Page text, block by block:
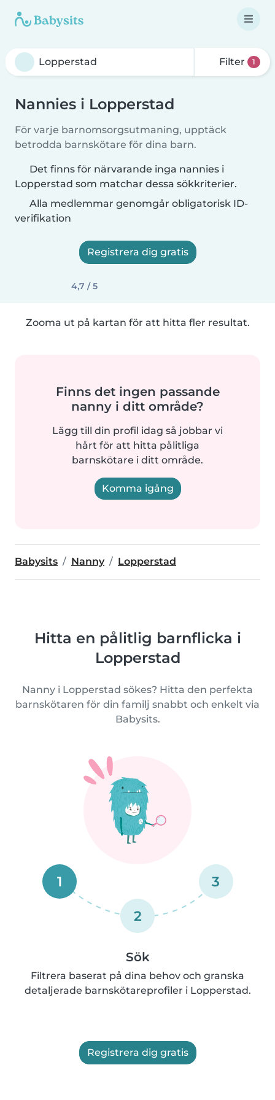
Filter 1
Nannies i Lopperstad
För varje barnomsorgsutmaning, upptäck
betrodda barnskötare för dina barn.
Det finns för närvarande inga nannies i
Lopperstad som matchar dessa sökkriterier.
Alla medlemmar genomgår obligatorisk ID-
verifikation
Registrera dig gratis
4,7 / 5
Zooma ut på kartan för att hitta fler resultat.
Finns det ingen passande
nanny i ditt område?
Lägg till din profil idag så jobbar vi
hårt för att hitta pålitliga
barnskötare i ditt område.
Komma igång
Babysits Nanny Lopperstad
Hitta en pålitlig barnflicka i
Lopperstad
Nanny i Lopperstad sökes? Hitta den perfekta
barnskötaren för din familj snabbt och enkelt via
Babysits.
1
2
3
Sök
Filtrera baserat på dina behov och granska
detaljerade barnskötareprofiler i Lopperstad.
Registrera dig gratis